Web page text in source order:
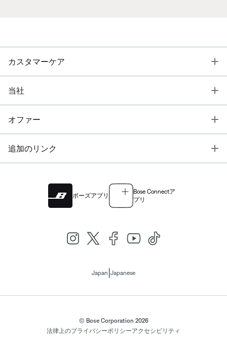
カスタマーケア
当社
オファー
追加のリンク
ボーズアプリ
Bose Connectア
プリ
Japan Japanese
© Bose Corporation 2026
法律上のプライバシーポリシーアクセシビリティ